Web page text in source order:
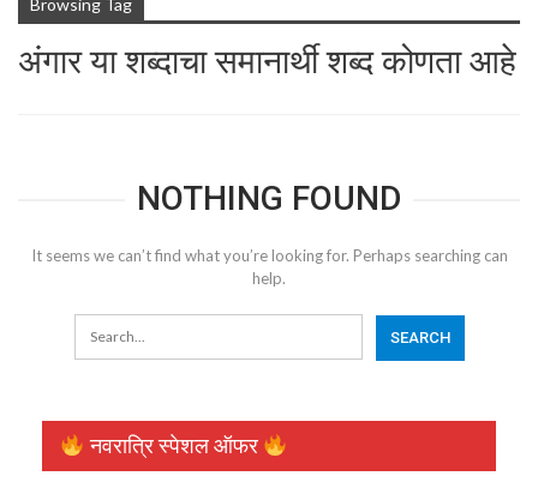
Browsing Tag
अंगार या शब्दाचा समानार्थी शब्द कोणता आहे
NOTHING FOUND
It seems we can’t find what you’re looking for. Perhaps searching can
help.
नवरात्रि स्पेशल ऑफर